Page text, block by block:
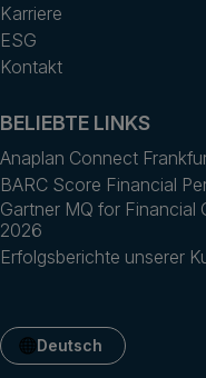
Karriere
ESG
Kontakt
BELIEBTE LINKS
Anaplan Connect
BARC Score Financial
Gartner MQ for Financial
2026
Erfolgsberichte unserer
Deutsch